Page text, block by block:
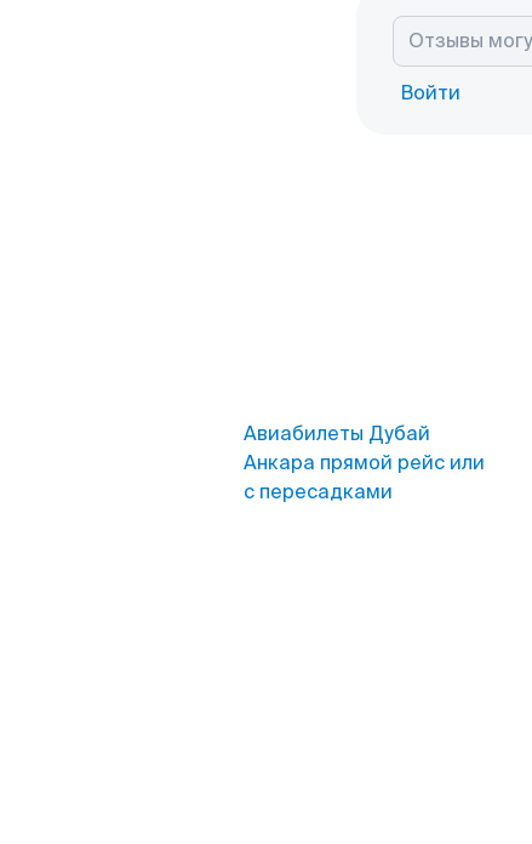
Войти
Авиабилеты Дубай
Анкара прямой рейс или
с пересадками